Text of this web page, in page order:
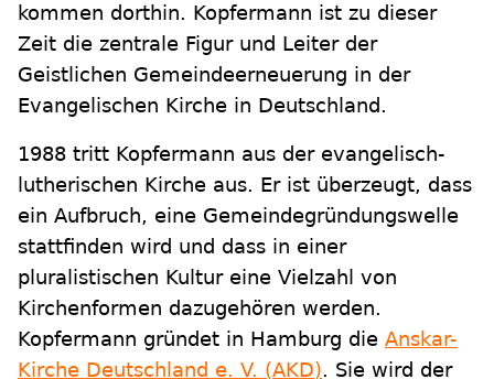
kommen dorthin. Kopfermann ist zu dieser
Zeit die zentrale Figur und Leiter der
Geistlichen Gemeindeerneuerung in der
Evangelischen Kirche in Deutschland.
1988 tritt Kopfermann aus der evangelisch-
lutherischen Kirche aus. Er ist überzeugt, dass
ein Aufbruch, eine Gemeindegründungswelle
stattfinden wird und dass in einer
pluralistischen Kultur eine Vielzahl von
Kirchenformen dazugehören werden.
Kopfermann gründet in Hamburg die Anskar-
Kirche Deutschland e. V. (AKD). Sie wird der